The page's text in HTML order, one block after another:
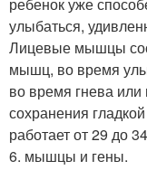
улыбаться,
Лицевые мышцы
мышц, во время
во время гнева
сохранения
работает от 29 до
6. мышцы и гены.